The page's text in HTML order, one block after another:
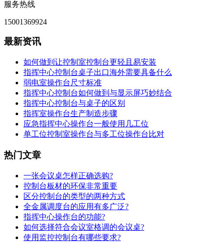
服务热线
15001369924
最新资讯
如何做到让控制室控制台更轻且易安装
指挥中心控制台桌子出口海外需要具备什么
弱电室操作台尺寸标准
指挥中心控制台如何做到与显示屏巧妙结合
指挥中心控制台与桌子的区别
指挥室操作台生产制造步骤
应急指挥中心操作台一般使用几工位
单工位控制室操作台与多工位操作台比对
热门文章
一张会议桌怎样正确选购?
控制台板材的环保非常重要
区分控制台的类型的两种方式
全金属调度台的应用有多广泛?
指挥中心操作台的功能?
如何选择符合会议室格调的会议桌?
使用监控控制台有哪些要求?